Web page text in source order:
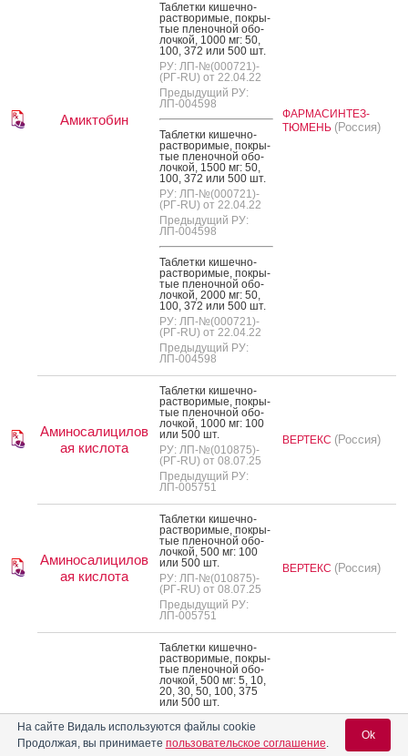
Амиктобин
Таб­летки ки­шеч­но­
рас­тво­римые, пок­ры­
тые пле­ноч­ной обо­
лоч­кой, 1000 мг: 50,
100, 372 или 500 шт.
РУ: ЛП-№(000721)-
(РГ-RU) от 22.04.22
Предыдущий РУ:
ЛП-004598
Таб­летки ки­шеч­но­
рас­тво­римые, пок­ры­
тые пле­ноч­ной обо­
лоч­кой, 1500 мг: 50,
100, 372 или 500 шт.
РУ: ЛП-№(000721)-
(РГ-RU) от 22.04.22
Предыдущий РУ:
ЛП-004598
Таб­летки ки­шеч­но­
рас­тво­римые, пок­ры­
тые пле­ноч­ной обо­
лоч­кой, 2000 мг: 50,
100, 372 или 500 шт.
РУ: ЛП-№(000721)-
(РГ-RU) от 22.04.22
Предыдущий РУ:
ЛП-004598
ФАРМАСИНТЕЗ-
ТЮМЕНЬ (Россия)
Аминосалицилов
ая кислота
Таб­летки ки­шеч­но­
рас­тво­римые, пок­ры­
тые пле­ноч­ной обо­
лоч­кой, 1000 мг: 100
или 500 шт.
РУ: ЛП-№(010875)-
(РГ-RU) от 08.07.25
Предыдущий РУ:
ЛП-005751
ВЕРТЕКС (Россия)
Аминосалицилов
ая кислота
Таб­летки ки­шеч­но­
рас­тво­римые, пок­ры­
тые пле­ноч­ной обо­
лоч­кой, 500 мг: 100
или 500 шт.
РУ: ЛП-№(010875)-
(РГ-RU) от 08.07.25
Предыдущий РУ:
ЛП-005751
ВЕРТЕКС (Россия)
Таб­летки ки­шеч­но­
рас­тво­римые, пок­ры­
тые пле­ноч­ной обо­
лоч­кой, 500 мг: 5, 10,
20, 30, 50, 100, 375
или 500 шт.
РУ: ЛП-№(003164)-
(РГ-RU) от 11.09.23
Предыдущий РУ:
(Россия)
Произведено:
На сайте Видаль используются файлы cookie
Продолжая, вы принимаете пользовательское соглашение.
Ok